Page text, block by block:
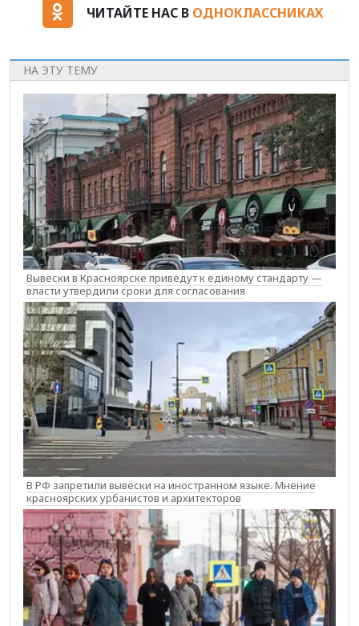
ЧИТАЙТЕ НАС В ОДНОКЛАССНИКАХ
НА ЭТУ ТЕМУ
Вывески в Красноярске приведут к единому стандарту —
власти утвердили сроки для согласования
В РФ запретили вывески на иностранном языке. Мнение
красноярских урбанистов и архитекторов